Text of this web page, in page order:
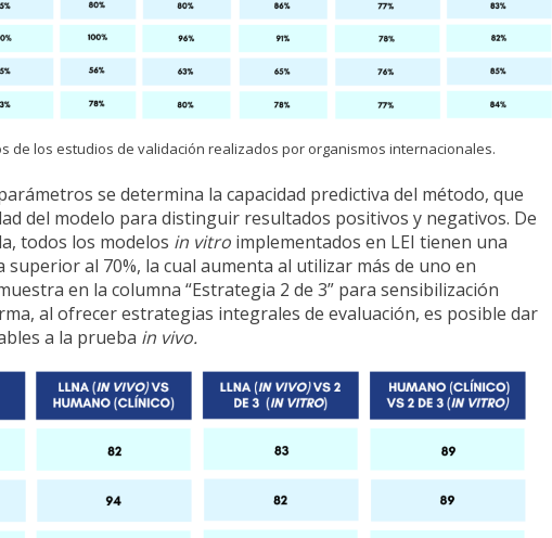
de los estudios de validación realizados por organismos internacionales.
se determina la capacidad predictiva del método, que
del modelo para distinguir resultados positivos y negativos. De
todos los modelos in vitro implementados en LEI tienen una
superior al 70%, la cual aumenta al utilizar más de uno en
en la columna “Estrategia 2 de 3” para sensibilización
al ofrecer estrategias integrales de evaluación, es posible dar
a la prueba in vivo.